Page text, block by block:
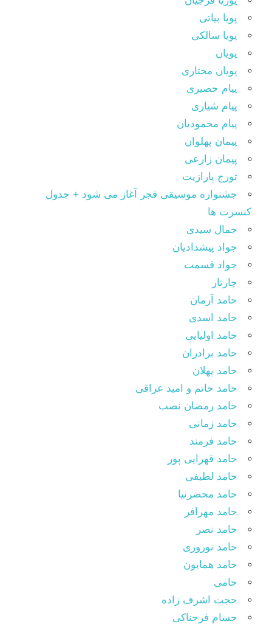
پویا بیاتی
پویا سالکی
پویان
پویان مختاری
پیام حصیری
پیام شیاری
پیام محمودیان
پیمان پهلوان
پیمان زارعی
تورج پارازیت
جشنواره موسیقی فجر آغاز می شود + جدول
کنسرت ها
جمال سیدی
جواد پیشدادیان
جواد قسمت
چارتار
حامد آرمان
حامد اسدی
حامد اولیایی
حامد برادران
حامد پهلان
حامد حاتم و امید عراقی
حامد رمضان نصب
حامد زمانی
حامد فرمند
حامد قهرایی پور
حامد لطیفی
حامد محضرنیا
حامد مهرافر
حامد نصر
حامد نوروزی
حامد همایون
حامی
حجت اشرف زاده
حسام فرحناکی